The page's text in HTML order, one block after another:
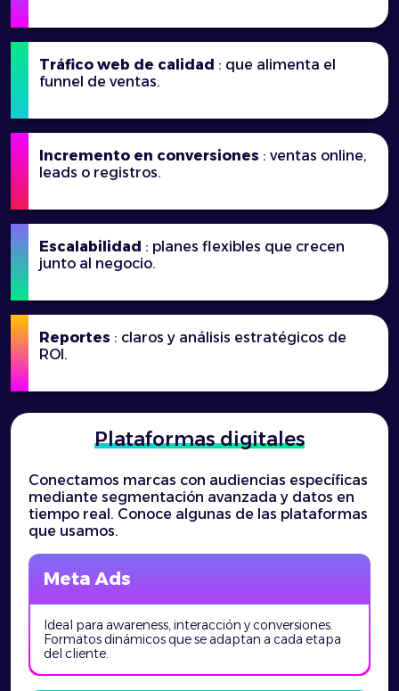
Tráfico web de calidad : que alimenta el
funnel de ventas.
Incremento en conversiones : ventas online,
leads o registros.
Escalabilidad : planes flexibles que crecen
junto al negocio.
Reportes : claros y análisis estratégicos de
ROI.
Plataformas digitales
Conectamos marcas con audiencias específicas
mediante segmentación avanzada y datos en
tiempo real. Conoce algunas de las plataformas
que usamos.
Meta Ads
Ideal para awareness, interacción y conversiones.
Formatos dinámicos que se adaptan a cada etapa
del cliente.